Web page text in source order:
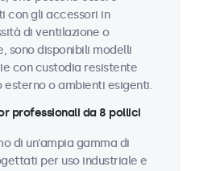
con gli accessori in
di ventilazione o
sono disponibili modelli
con custodia resistente
esterno o ambienti esigenti.
professionali da 8 pollici
di un'ampia gamma di
per uso industriale e